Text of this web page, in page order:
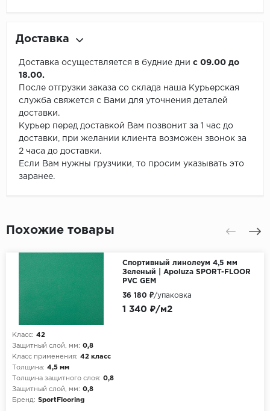
Доставка
Доставка осуществляется в будние дни с 09.00 до
18.00.
После отгрузки заказа со склада наша Курьерская
служба свяжется с Вами для уточнения деталей
доставки.
Курьер перед доставкой Вам позвонит за 1 час до
доставки, при желании клиента возможен звонок за
2 часа до доставки.
Если Вам нужны грузчики, то просим указывать это
заранее.
Похожие товары
Спортивный линолеум 4,5 мм
Зеленый | Apoluza SPORT-FLOOR
PVC GEM
Класс: 42
Защитный слой, мм: 0,8
Класс применения: 42 класс
Толщина: 4,5 мм
Толщина защитного слоя: 0,8
Защитный слой, мм: 0,8
Бренд: SportFlooring
1 340 ₽/м2
36 180 ₽/упаковка